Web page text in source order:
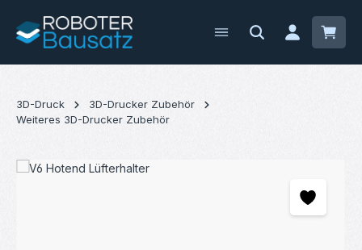
Zum Hauptinhalt springen
3D-Druck
3D-Drucker Zubehör
Weiteres 3D-Drucker Zubehör
Bildergalerie überspringen